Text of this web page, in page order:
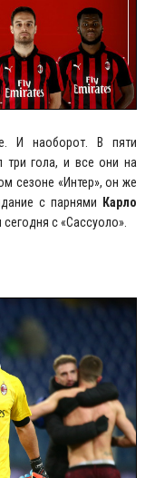
И наоборот. В пяти
три гола, и все они на
сезоне «Интер», он же
с парнями
Карло
с «Сассуоло».